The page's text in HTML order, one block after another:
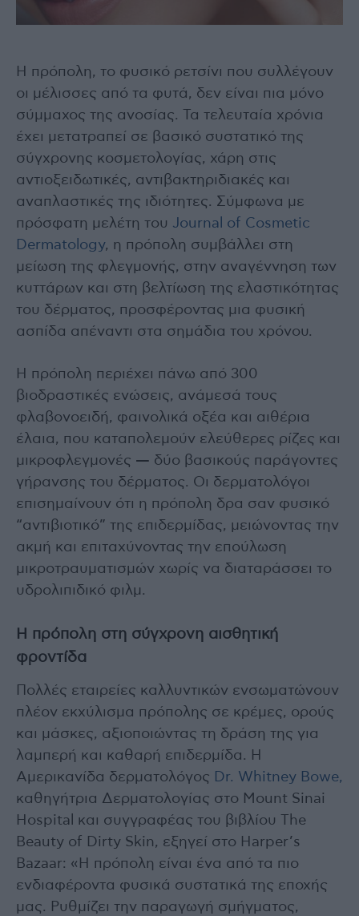
Η πρόπολη, το φυσικό ρετσίνι που συλλέγουν
οι μέλισσες από τα φυτά, δεν είναι πια μόνο
σύμμαχος της ανοσίας. Τα τελευταία χρόνια
έχει μετατραπεί σε βασικό συστατικό της
σύγχρονης κοσμετολογίας, χάρη στις
αντιοξειδωτικές, αντιβακτηριδιακές και
αναπλαστικές της ιδιότητες. Σύμφωνα με
πρόσφατη μελέτη του Journal of Cosmetic
Dermatology, η πρόπολη συμβάλλει στη
μείωση της φλεγμονής, στην αναγέννηση των
κυττάρων και στη βελτίωση της ελαστικότητας
του δέρματος, προσφέροντας μια φυσική
ασπίδα απέναντι στα σημάδια του χρόνου.
Η πρόπολη περιέχει πάνω από 300
βιοδραστικές ενώσεις, ανάμεσά τους
φλαβονοειδή, φαινολικά οξέα και αιθέρια
έλαια, που καταπολεμούν ελεύθερες ρίζες και
μικροφλεγμονές — δύο βασικούς παράγοντες
γήρανσης του δέρματος. Οι δερματολόγοι
επισημαίνουν ότι η πρόπολη δρα σαν φυσικό
“αντιβιοτικό” της επιδερμίδας, μειώνοντας την
ακμή και επιταχύνοντας την επούλωση
μικροτραυματισμών χωρίς να διαταράσσει το
υδρολιπιδικό φιλμ.
Η πρόπολη στη σύγχρονη αισθητική
φροντίδα
Πολλές εταιρείες καλλυντικών ενσωματώνουν
πλέον εκχύλισμα πρόπολης σε κρέμες, ορούς
και μάσκες, αξιοποιώντας τη δράση της για
λαμπερή και καθαρή επιδερμίδα. Η
Αμερικανίδα δερματολόγος Dr. Whitney Bowe,
καθηγήτρια Δερματολογίας στο Mount Sinai
Hospital και συγγραφέας του βιβλίου The
Beauty of Dirty Skin, εξηγεί στο Harper’s
Bazaar: «Η πρόπολη είναι ένα από τα πιο
ενδιαφέροντα φυσικά συστατικά της εποχής
μας. Ρυθμίζει την παραγωγή σμήγματος,